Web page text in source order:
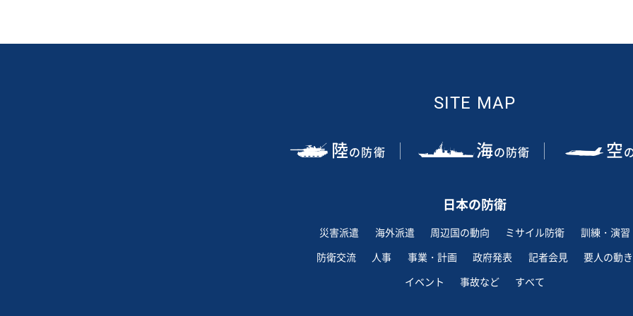
SITE MAP
陸の防衛 海の防衛 空
日本の防衛
災害派遣 海外派遣 周辺国の動向 ミサイル防衛
訓練・演習
防衛交流
人事 事業・計画 政府発表 記者会見
要人の動き
イベント
事故など すべて